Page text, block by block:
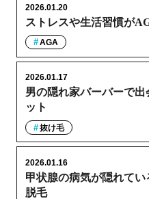
ストレスや生活習慣が
2026.01.20
AGA
男の隠れ家バーバーで
ット
2026.01.17
抜け毛
甲状腺の病気が隠れて
脱毛
2026.01.16